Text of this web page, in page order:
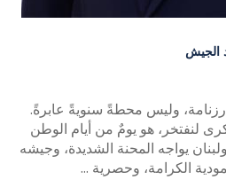
الجيش
وليس محطةً سنويةً عابرةً.
لنفتخر، هو يومٌ من أيام الوطن
يواجه المحنة الشديدة، وجيشه
الكرامة، وحصرية ...